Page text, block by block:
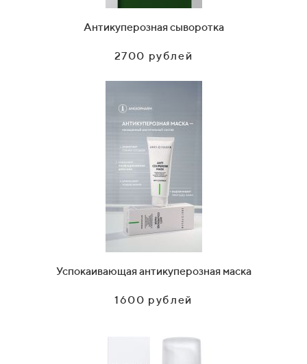
Антикуперозная сыворотка
2700 рублей
Успокаивающая антикуперозная маска
1600 рублей